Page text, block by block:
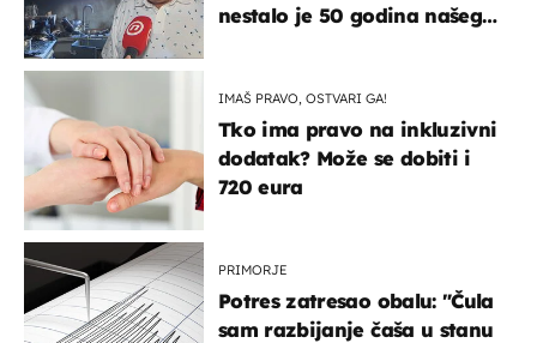
nestalo je 50 godina našeg
IMAŠ PRAVO, OSTVARI GA!
Tko ima pravo na inkluzivni
dodatak? Može se dobiti i
720 eura
PRIMORJE
Potres zatresao obalu: "Čula
sam razbijanje čaša u stanu